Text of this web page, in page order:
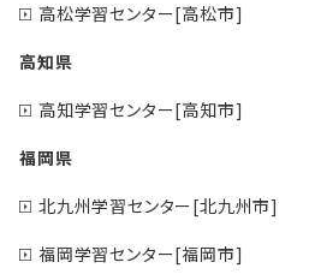
高松学習センター[高松市]
高知県
高知学習センター[高知市]
福岡県
北九州学習センター[北九州市]
福岡学習センター[福岡市]